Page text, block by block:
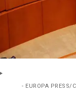
- EUROPA PRESS/